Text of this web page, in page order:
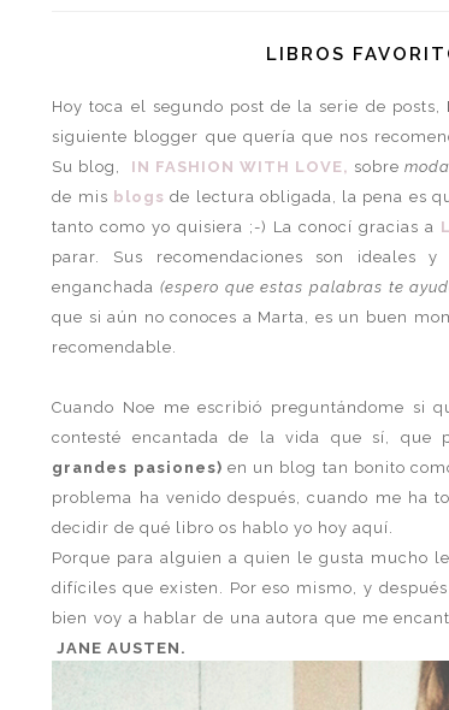
LIBROS
Hoy toca el segundo post de la serie de posts,
siguiente blogger que quería que nos
Su blog, IN FASHION WITH LOVE, sobre
de mis blogs de lectura obligada, la pena es
tanto como yo quisiera ;-) La conocí gracias a
parar. Sus recomendaciones son
enganchada (espero que estas palabras te
que si aún no conoces a Marta, es un buen
recomendable.
Cuando Noe me escribió preguntándome si
contesté encantada de la vida que sí, que
grandes pasiones) en un blog tan bonito
problema ha venido después, cuando me ha
decidir de qué libro os hablo yo hoy aquí.
Porque para alguien a quien le gusta mucho
difíciles que existen. Por eso mismo, y
bien voy a hablar de una autora que me
JANE AUSTEN.